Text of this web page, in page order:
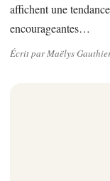
affichent une
encourageantes…
Écrit par Maëlys